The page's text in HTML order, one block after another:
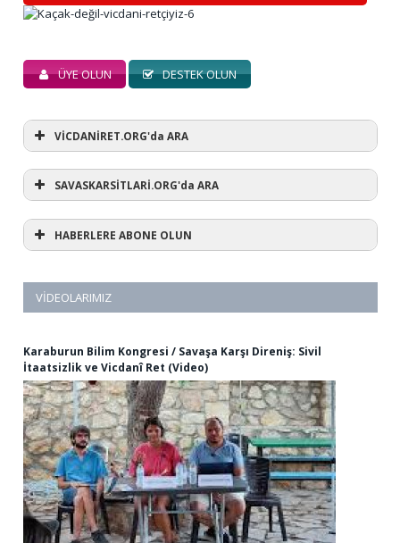
ÜYE OLUN DESTEK OLUN
VİCDANİRET.ORG'da ARA
SAVASKARSİTLARİ.ORG'da ARA
HABERLERE ABONE OLUN
VIDEOLARIMIZ
Karaburun Bilim Kongresi / Savaşa Karşı Direniş: Sivil
İtaatsizlik ve Vicdanî Ret (Video)